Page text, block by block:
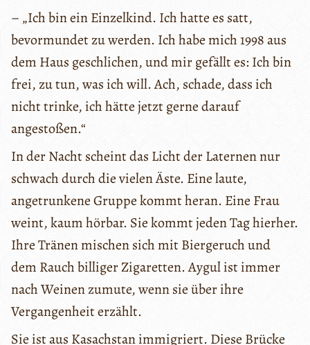
– „Ich bin ein Einzelkind. Ich hatte es satt,
bevormundet zu werden. Ich habe mich 1998 aus
dem Haus geschlichen, und mir gefällt es: Ich bin
frei, zu tun, was ich will. Ach, schade, dass ich
nicht trinke, ich hätte jetzt gerne darauf
angestoßen.“
In der Nacht scheint das Licht der Laternen nur
schwach durch die vielen Äste. Eine laute,
angetrunkene Gruppe kommt heran. Eine Frau
weint, kaum hörbar. Sie kommt jeden Tag hierher.
Ihre Tränen mischen sich mit Biergeruch und
dem Rauch billiger Zigaretten. Aygul ist immer
nach Weinen zumute, wenn sie über ihre
Vergangenheit erzählt.
Sie ist aus Kasachstan immigriert. Diese Brücke